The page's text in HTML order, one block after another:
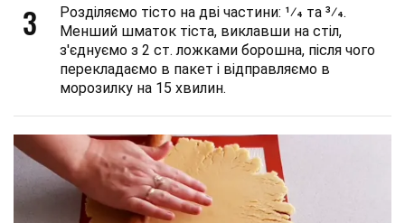
3
Розділяємо тісто на дві частини: 1⁄4 та 3⁄4.
Менший шматок тіста, виклавши на стіл,
з'єднуємо з 2 ст. ложками борошна, після чого
перекладаємо в пакет і відправляємо в
морозилку на 15 хвилин.